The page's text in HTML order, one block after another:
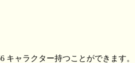
キャラクター持つことができます。